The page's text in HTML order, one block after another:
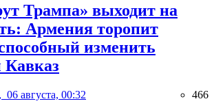
Трампа» выходит на
Армения торопит
изменить
06 августа, 00:32 466